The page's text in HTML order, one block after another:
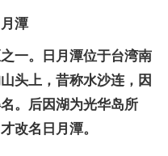
潭
一。日月潭位于台湾南
头上，昔称水沙连，因
。后因湖为光华岛所
改名日月潭。